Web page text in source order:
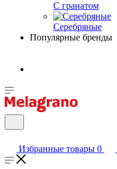
С гранатом
Серебряные
Популярные бренды
Избранные товары 0